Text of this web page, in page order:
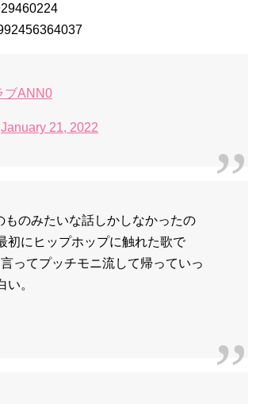
ブANN0
January 21, 2022
ものみたいな話しかしなかったの
初にヒップホップに触れた歌で
ってプッチモニ流して帰っていっ
。